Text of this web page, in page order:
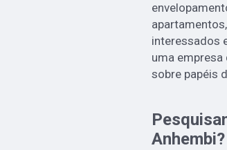
interessados
uma
sobre papéis
Anhembi?